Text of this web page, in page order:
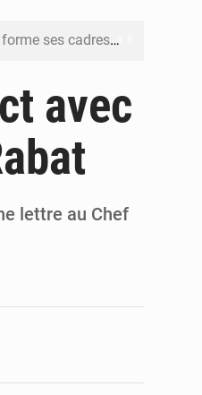
ses cadres à Lomé
Govind
bio
avec
lettre au Chef